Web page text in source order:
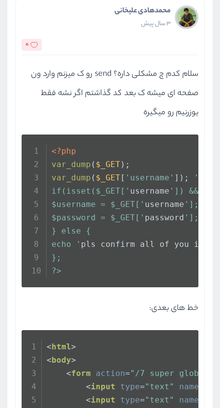
محمدهادی علیخانی
3 سال پیش
0
سلام کدم چ مشکلی داره؟ send رو ک میزنم وارد ون
صفحه ای میشه ک بعد کد گذاشتم اگر نشه فقط
یوزرنیم رو میگیره
<?php
var_dump ( $_GET);
var_dump ( $_GET [ 'username' ]);
'
if(isset($_GET[' username ']) &&
$username = $_GET[' username '];
$password = $_GET[' password '];
} else {
echo ' pls confirm all of you
};
?>
خط های بعدی:
< html>
< body>
<form action="/7 super global/
<input type="text" name
<input type="text" name